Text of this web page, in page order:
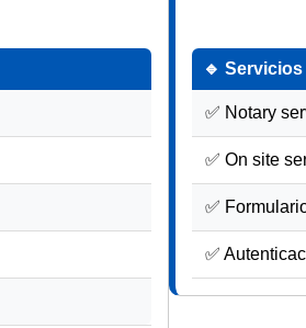
🔹 Servicios
✅ Notary
✅ On site
✅
✅